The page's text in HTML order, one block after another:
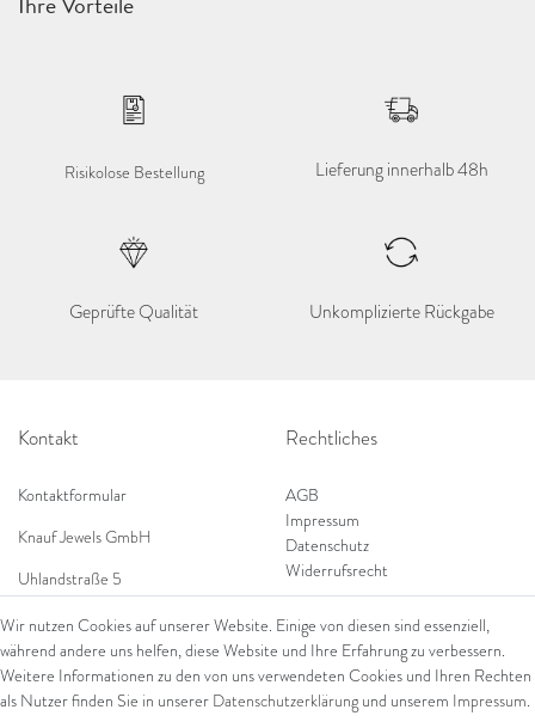
Risikolose Bestellung Lieferung innerhalb 48h
Geprüfte Qualität Unkomplizierte Rückgabe
Kontakt
Kontaktformular
Knauf Jewels GmbH
Uhlandstraße 5
65189 Wiesbaden
Tel: 0049 (0) 173 84 727 84
Tel: 0044 (0)75 84 79 84 18
E-Mail: info@knauf-jewels.com
Shop
Rechtliches
AGB
Impressum
Datenschutz
Widerrufsrecht
Wir nutzen Cookies auf unserer Website. Einige von diesen sind essenziell,
während andere uns helfen, diese Website und Ihre Erfahrung zu verbessern.
Weitere Informationen zu den von uns verwendeten Cookies und Ihren Rechten
als Nutzer finden Sie in unserer Daten­schutz­erklärung und unserem Impressum.